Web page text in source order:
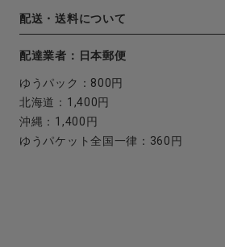
配送・送料について
配達業者：日本郵便
ゆうパック：800円
北海道：1,400円
沖縄：1,400円
ゆうパケット全国一律：360円